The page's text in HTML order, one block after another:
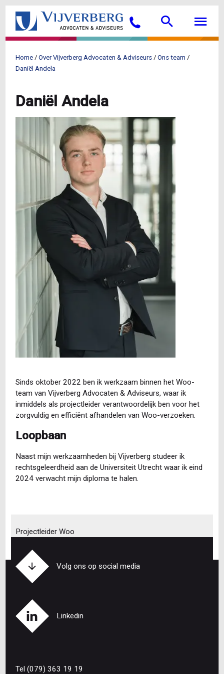
Overslaan
de
gaan
Bellen Search
Kruimelpad
Home Over Vijverberg Advocaten & Adviseurs
Ons team
Daniël Andela
Daniël Andela
Sinds oktober 2022 ben ik werkzaam binnen het Woo-
team van Vijverberg Advocaten & Adviseurs, waar ik
inmiddels als projectleider verantwoordelijk ben voor het
zorgvuldig en efficiënt afhandelen van Woo-verzoeken.
Loopbaan
Naast mijn werkzaamheden bij Vijverberg studeer ik
rechtsgeleerdheid aan de Universiteit Utrecht waar ik eind
2024 verwacht mijn diploma te halen.
Projectleider Woo
Volg ons op social media
Linkedin
Tel (079) 363 19 19